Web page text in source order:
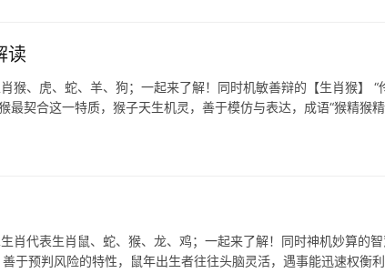
读
猴、虎、蛇、羊、狗；一起来了解！同时机敏善辩的【生肖猴】 “
契合这一特质，猴子天生机灵，善于模仿与表达，成语“猴精猴精
肖代表生肖鼠、蛇、猴、龙、鸡；一起来了解！同时神机妙算的
于预判风险的特性，鼠年出生者往往头脑灵活，遇事能迅速权衡利